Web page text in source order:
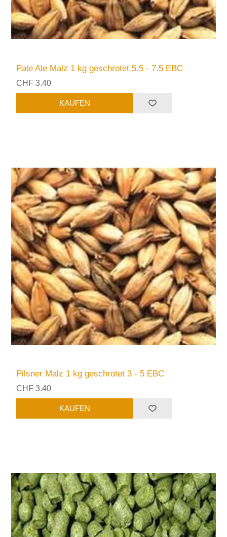
Pale Ale Malz 1 kg geschrotet 5.5 - 7.5 EBC
CHF 3.40
Pilsner Malz 1 kg geschrotet 3 - 5 EBC
CHF 3.40